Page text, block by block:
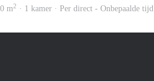
m2 · 1 kamer · Per direct - Onbepaalde tijd